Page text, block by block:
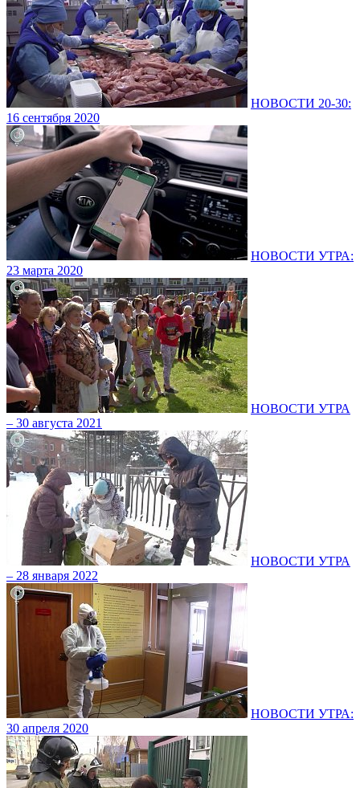
НОВОСТИ 20-30:
16 сентября 2020
НОВОСТИ УТРА:
23 марта 2020
НОВОСТИ УТРА
– 30 августа 2021
НОВОСТИ УТРА
– 28 января 2022
НОВОСТИ УТРА:
30 апреля 2020